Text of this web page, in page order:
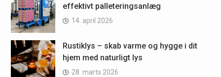
effektivt palleteringsanlæg
14. april 2026
Rustiklys – skab varme og hygge i dit
hjem med naturligt lys
28. marts 2026